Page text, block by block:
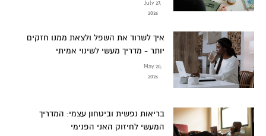
July 27,
2026
איך לשרוד את השפל ולצאת ממנו חזקים
יותר - מדריך מעשי לשינוי אמיתי
May 20,
2026
בריאות נפשית וביטחון עצמי: המדריך
המעשי לחיזוק האני הפנימי